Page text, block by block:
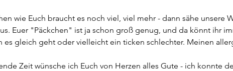
wie Euch braucht es noch viel, viel mehr - dann sähe unsere
Euer "Päckchen" ist ja schon groß genug, und da könnt ihr
es gleich geht oder vielleicht ein ticken schlechter. Meinen
Zeit wünsche ich Euch von Herzen alles Gute - ich konnte